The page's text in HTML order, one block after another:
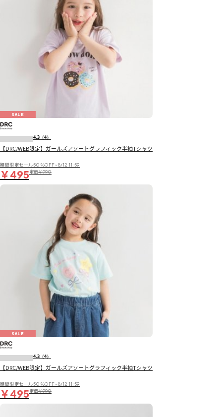
SALE
4.3 （4）
【DRC/WEB限定】ガールズアソートグラフィック半袖Tシャツ
期間限定セール50％OFF~8/12 11:59
￥495定価￥990
SALE
4.3 （4）
【DRC/WEB限定】ガールズアソートグラフィック半袖Tシャツ
期間限定セール50％OFF~8/12 11:59
￥495定価￥990